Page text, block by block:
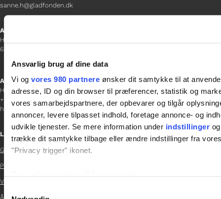
Ansvarlig brug af dine data
Vi og vores 980 partnere ønsker dit samtykke til at
adresse, ID og din browser til præferencer, statistik og
vores samarbejdspartnere, der opbevarer og tilgår
annoncer, levere tilpasset indhold, foretage annonce- og
udvikle tjenester. Se mere information under indstillinger
trække dit samtykke tilbage eller ændre indstillinger fra
"Privacy trigger" ikonet.
sanne.h@gladfonden.dk
Aabenraa
H P Hanssens Gade 23, 2.
6200 Aabenraa
Afdelingschef
Helene Teichert
+45 29 37 32 41
helene.t@gladfonden.dk
Links
Glad Fonden
Persondatapolitik
Vedtægter
Årsrapport 2024
